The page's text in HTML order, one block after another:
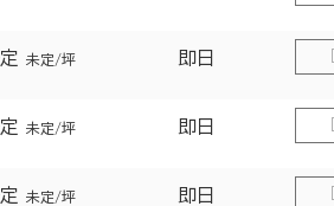
未定/坪 即日
未定/坪 即日
未定/坪 即日